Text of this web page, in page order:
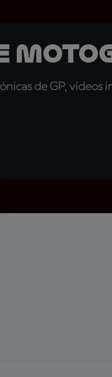
de GP, vídeos